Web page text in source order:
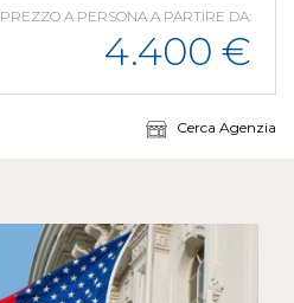
PREZZO A PERSONA A PARTIRE DA:
4.400 €
Cerca Agenzia